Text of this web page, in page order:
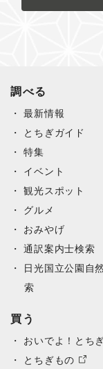
調べる
最新情報
とちぎガイド
特集
イベント
観光スポット
グルメ
おみやげ
通訳案内士検索
日光国立公園自
索
買う
おいでよ！とち
とちぎもの